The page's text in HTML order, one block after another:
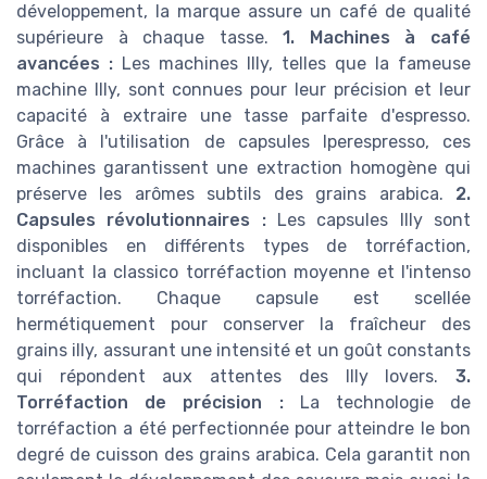
développement, la marque assure un café de qualité
supérieure à chaque tasse.1. Machines à café
avancées : Les machines Illy, telles que la fameuse
machine Illy, sont connues pour leur précision et leur
capacité à extraire une tasse parfaite d'espresso.
Grâce à l'utilisation de capsules Iperespresso, ces
machines garantissent une extraction homogène qui
préserve les arômes subtils des grains arabica. 2.
Capsules révolutionnaires :Les capsules Illy sont
disponibles en différents types de torréfaction,
incluant la classico torréfaction moyenne et l'intenso
torréfaction. Chaque capsule est scellée
hermétiquement pour conserver la fraîcheur des
grains illy, assurant une intensité et un goût constants
qui répondent aux attentes des Illy lovers. 3.
Torréfaction de précision :La technologie de
torréfaction a été perfectionnée pour atteindre le bon
degré de cuisson des grains arabica. Cela garantit non